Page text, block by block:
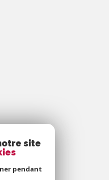
site
pendant